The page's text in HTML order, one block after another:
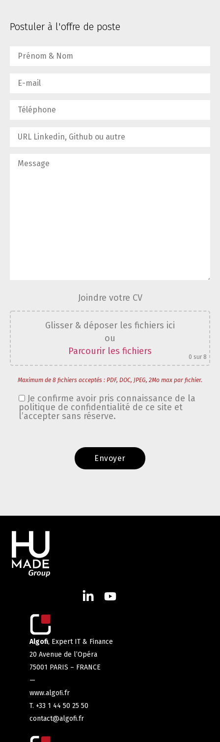
Postuler à l'offre de poste
Joindre votre CV
Glisser & déposer les fichiers ici
ou
Parcourir les fichiers
0 sur 8
Maximum de 8 fichiers acceptés : PDF, DOC, JPEG, 2Mo max par fichier.
Je confirme avoir pris connaissance de la
politique de confidentialité de ce site et
l’accepter sans réserve.
Algofi, Expert IT & Finance
20 Avenue de l’Opéra
75001 PARIS – FRANCE
—
www.algoﬁ.fr
T. +33 1 44 50 25 50
contact@algofi.fr